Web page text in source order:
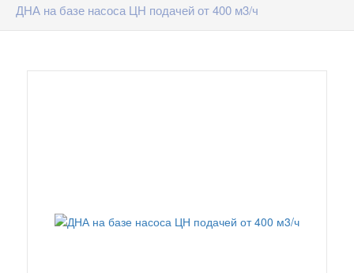
ДНА на базе насоса ЦН подачей от 400 м3/ч